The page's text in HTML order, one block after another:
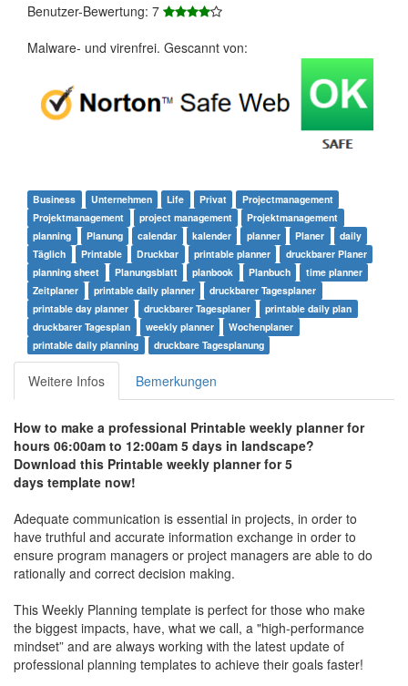
Benutzer-Bewertung: 7
Malware- und virenfrei. Gescannt von:
Business Unternehmen Life Privat
Projectmanagement
Projektmanagement
project management
Projektmanagement
planning
Planung calendar kalender planner Planer
daily
Täglich
Printable Druckbar printable planner
druckbarer Planer
planning sheet
Planungsblatt planbook Planbuch
time planner
Zeitplaner
printable daily planner
druckbarer Tagesplaner
printable day planner
druckbarer Tagesplaner
printable daily plan
druckbarer Tagesplan
weekly planner
Wochenplaner
printable daily planning
druckbare Tagesplanung
Weitere Infos Bemerkungen
How to make a professional Printable weekly planner for
hours 06:00am to 12:00am 5 days in landscape?
Download this Printable weekly planner for 5
days template now!
Adequate communication is essential in projects, in order to
have truthful and accurate information exchange in order to
ensure program managers or project managers are able to do
rationally and correct decision making.
This Weekly Planning template is perfect for those who make
the biggest impacts, have, what we call, a "high-performance
mindset” and are always working with the latest update of
professional planning templates to achieve their goals faster!